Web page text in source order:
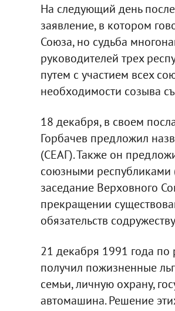
На следующий день
заявление, в котором
Союза, но судьба
руководителей трех
путем с участием всех
необходимости созыва
18 декабря, в своем
Горбачев предложил
(СЕАГ). Также он
союзными республиками
заседание Верховного
прекращении
обязательств
21 декабря 1991 года по
получил пожиз­ненные
семьи, личную охрану,
автомашина. Решение